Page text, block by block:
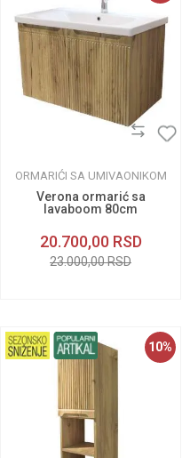
ORMARIĆI SA UMIVAONIKOM
Verona ormarić sa
lavaboom 80cm
20.700,00 RSD
23.000,00RSD
10%